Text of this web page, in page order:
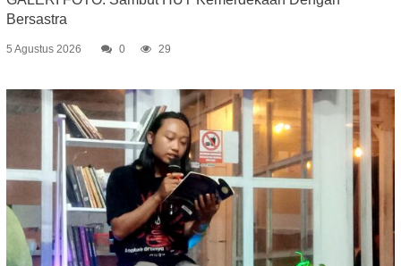
Bersastra
5 Agustus 2026 0 29